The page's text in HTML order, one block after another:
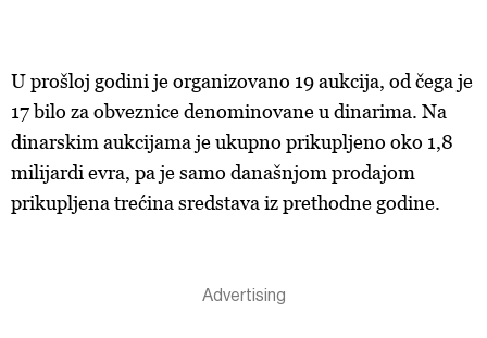
U prošloj godini je organizovano 19 aukcija, od čega je
17 bilo za obveznice denominovane u dinarima. Na
dinarskim aukcijama je ukupno prikupljeno oko 1,8
milijardi evra, pa je samo današnjom prodajom
prikupljena trećina sredstava iz prethodne godine.